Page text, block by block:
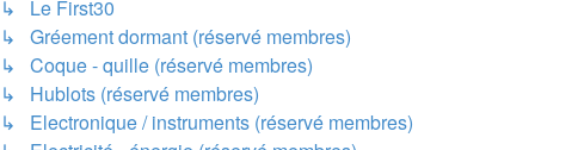
↳ Le First30
↳ Gréement dormant (réservé membres)
↳ Coque - quille (réservé membres)
↳ Hublots (réservé membres)
↳ Electronique / instruments (réservé membres)